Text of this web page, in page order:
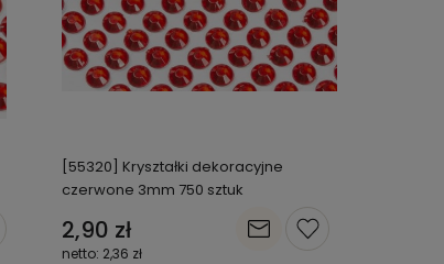
[55320] Kryształki dekoracyjne
czerwone 3mm 750 sztuk
2,90 zł
2,36 zł